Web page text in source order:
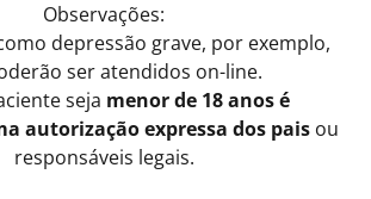
Observações:
depressão grave, por exemplo,
ser atendidos on-line.
seja menor de 18 anos é
autorização expressa dos paisou
responsáveis legais.